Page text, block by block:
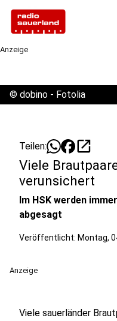
Anzeige
© dobino - Fotolia
Teilen: open_in_new
Viele
verunsichert
Im HSK werden
abgesagt
Veröffentlicht: Montag,
Anzeige
Viele sauerländer